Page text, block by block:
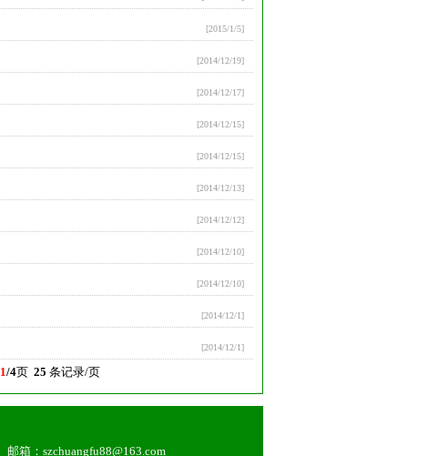
[2015/1/5]
[2014/12/19]
[2014/12/17]
[2014/12/15]
[2014/12/15]
[2014/12/13]
[2014/12/12]
[2014/12/10]
[2014/12/10]
[2014/12/1]
[2014/12/1]
1/4页 25 条记录/页
邮箱：szchuangfu88@163.com